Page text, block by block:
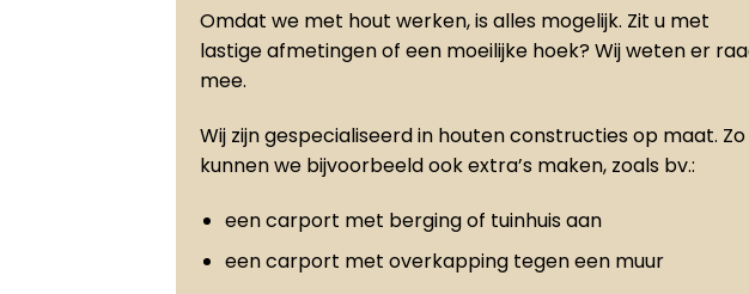
Omdat we met hout werken, is alles mogelijk. Zit u met
lastige afmetingen of een moeilijke hoek? Wij weten er
mee.
Wij zijn gespecialiseerd in houten constructies op maat. Zo
kunnen we bijvoorbeeld ook extra’s maken, zoals bv.:
een carport met berging of tuinhuis aan
een carport met overkapping tegen een muur